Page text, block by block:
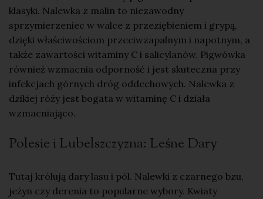
klasyki. Nalewka z malin to niezawodny
sprzymierzeniec w walce z przeziębieniem i grypą,
dzięki właściwościom przeciwzapalnym i napotnym, a
także zawartości witaminy C i salicylanów. Pigwówka
również wzmacnia odporność i jest skuteczna przy
infekcjach górnych dróg oddechowych. Nalewka z
dzikiej róży jest bogata w witaminę C i działa
wzmacniająco.
Polesie i Lubelszczyzna: Leśne Dary
Tutaj królują dary lasu i pól. Nalewki z czarnego bzu,
jeżyn czy derenia to popularne wybory. Kwiaty